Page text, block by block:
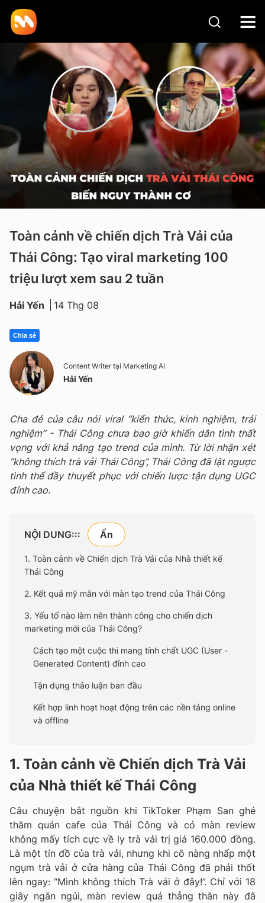
Toàn cảnh về chiến dịch Trà Vải của
Thái Công: Tạo viral marketing 100
triệu lượt xem sau 2 tuần
Hải Yến 14 Thg 08
Chia sẻ
Content Writer tại Marketing AI
Hải Yến
Cha đẻ của câu nói viral “kiến thức, kinh nghiệm, trải
nghiệm” - Thái Công chưa bao giờ khiến dân tình thất
vọng với khả năng tạo trend của mình. Từ lời nhận xét
“không thích trà vải Thái Công”, Thái Công đã lật ngược
tình thế đầy thuyết phục với chiến lược tận dụng UGC
đỉnh cao.
NỘI DUNG:::
1. Toàn cảnh về Chiến dịch Trà Vải của Nhà thiết kế
Thái Công
2. Kết quả mỹ mãn với màn tạo trend của Thái Công
3. Yếu tố nào làm nên thành công cho chiến dịch
marketing mới của Thái Công?
Cách tạo một cuộc thi mang tính chất UGC (User -
Generated Content) đỉnh cao
Tận dụng thảo luận ban đầu
Kết hợp linh hoạt hoạt động trên các nền tảng online
và offline
1. Toàn cảnh về Chiến dịch Trà Vải
của Nhà thiết kế Thái Công
Câu chuyện bắt nguồn khi TikToker Phạm San ghé
thăm quán cafe của Thái Công và có màn review
không mấy tích cực về ly trà vải trị giá 160.000 đồng.
Là một tín đồ của trà vải, nhưng khi cô nàng nhấp một
ngụm trà vải ở cửa hàng của Thái Công đã phải thốt
lên ngay: “Mình không thích Trà vải ở đây!”. Chỉ với 18
giây ngắn ngủi, màn review quá thẳng thắn này đã